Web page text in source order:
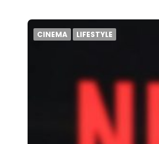
CINEMA LIFESTYLE